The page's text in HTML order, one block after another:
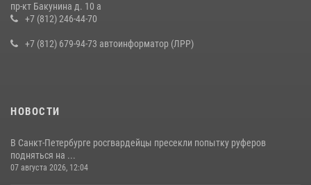
пр-кт Бакунина д. 10 а
+7 (812) 246-44-70
+7 (812) 679-94-73 автоинформатор (ЛРР)
НОВОСТИ
В Санкт-Петербурге росгвардейцы пресекли попытку руферов
подняться на ...
07 августа 2026, 12:04